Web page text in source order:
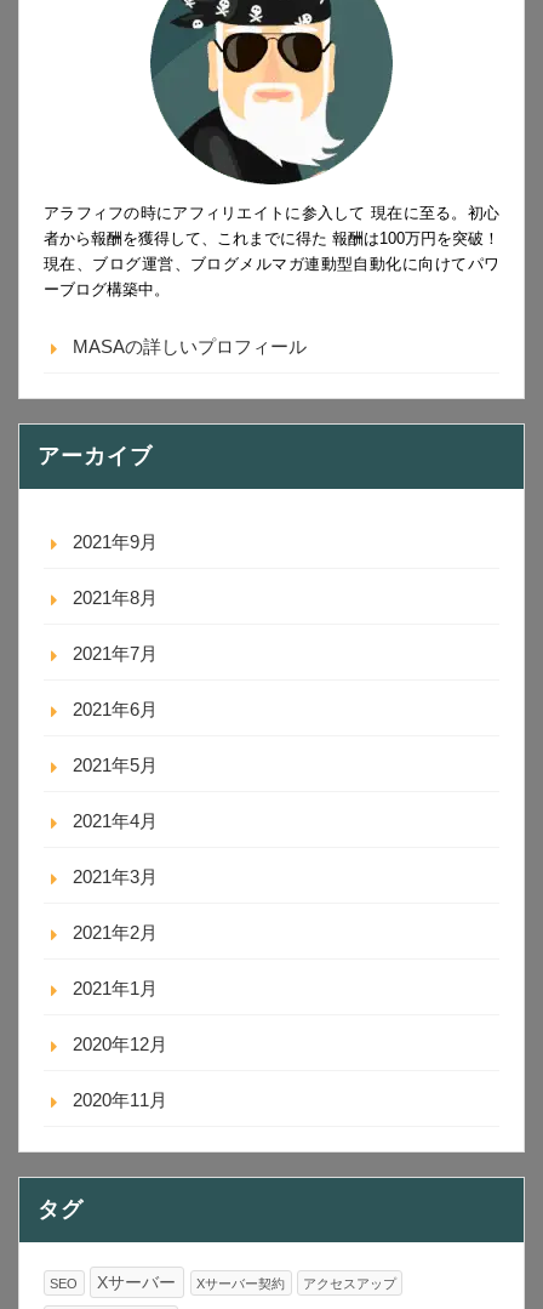
アラフィフの時にアフィリエイトに参入して 現在に至る。初心
者から報酬を獲得して、これまでに得た 報酬は100万円を突破！
現在、ブログ運営、ブログメルマガ連動型自動化に向けてパワ
ーブログ構築中。
MASAの詳しいプロフィール
アーカイブ
2021年9月
2021年8月
2021年7月
2021年6月
2021年5月
2021年4月
2021年3月
2021年2月
2021年1月
2020年12月
2020年11月
タグ
SEO Xサーバー Xサーバー契約 アクセスアップ